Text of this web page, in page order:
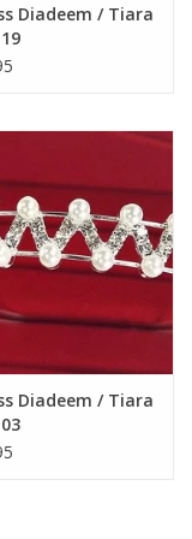
Diadeem / Tiara
Diadeem / Tiara